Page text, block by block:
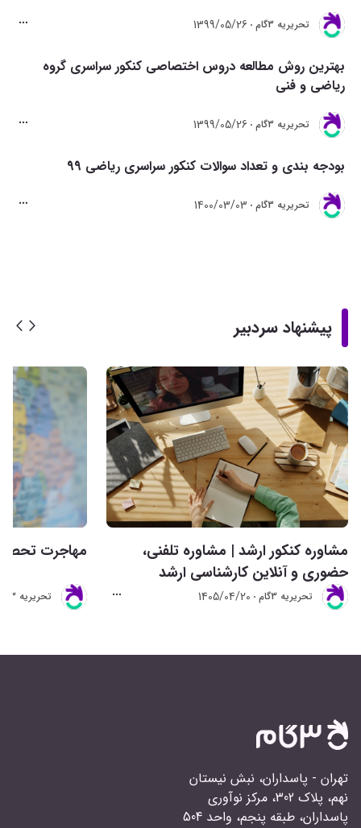
تحريريه 3گام 1399/05/26
بهترین روش مطالعه دروس اختصاصی کنکور سراسری گروه
ریاضی و فنی
تحريريه 3گام 1399/05/26
بودجه بندی و تعداد سوالات کنکور سراسری ریاضی 99
تحريريه 3گام 1400/03/03
پیشنهاد سردبیر
مشاوره کنکور ارشد | مشاوره تلفنی،
حضوری و آنلاین کارشناسی ارشد
تحريريه 3گام 1405/04/20
مهاجرت
تحريريه 3گام
تهران - پاسداران، نبش نیستان
نهم، پلاک 302، مرکز نوآوری
پاسداران، طبقه پنجم، واحد 504